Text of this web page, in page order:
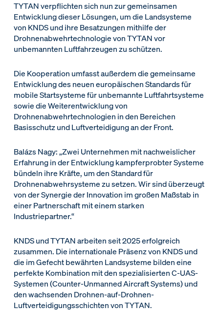
TYTAN verpflichten sich nun zur gemeinsamen
Entwicklung dieser Lösungen, um die Landsysteme
von KNDS und ihre Besatzungen mithilfe der
Drohnenabwehrtechnologie von TYTAN vor
unbemannten Luftfahrzeugen zu schützen.
Die Kooperation umfasst außerdem die gemeinsame
Entwicklung des neuen europäischen Standards für
mobile Startsysteme für unbemannte Luftfahrtsysteme
sowie die Weiterentwicklung von
Drohnenabwehrtechnologien in den Bereichen
Basisschutz und Luftverteidigung an der Front.
Balázs Nagy: „Zwei Unternehmen mit nachweislicher
Erfahrung in der Entwicklung kampferprobter Systeme
bündeln ihre Kräfte, um den Standard für
Drohnenabwehrsysteme zu setzen. Wir sind überzeugt
von der Synergie der Innovation im großen Maßstab in
einer Partnerschaft mit einem starken
Industriepartner.“
KNDS und TYTAN arbeiten seit 2025 erfolgreich
zusammen. Die internationale Präsenz von KNDS und
die im Gefecht bewährten Landsysteme bilden eine
perfekte Kombination mit den spezialisierten C-UAS-
Systemen (Counter-Unmanned Aircraft Systems) und
den wachsenden Drohnen-auf-Drohnen-
Luftverteidigungsschichten von TYTAN.